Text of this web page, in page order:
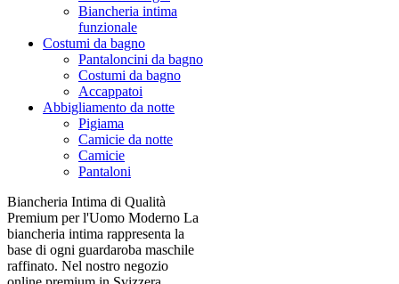
Biancheria intima
funzionale
Costumi da bagno
Pantaloncini da bagno
Costumi da bagno
Accappatoi
Abbigliamento da notte
Pigiama
Camicie da notte
Camicie
Pantaloni
Biancheria Intima di Qualità
Premium per l'Uomo Moderno La
biancheria intima rappresenta la
base di ogni guardaroba maschile
raffinato. Nel nostro negozio